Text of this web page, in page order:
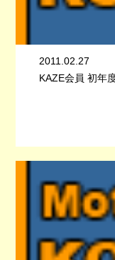
2011.02.27
KAZE会員 初年